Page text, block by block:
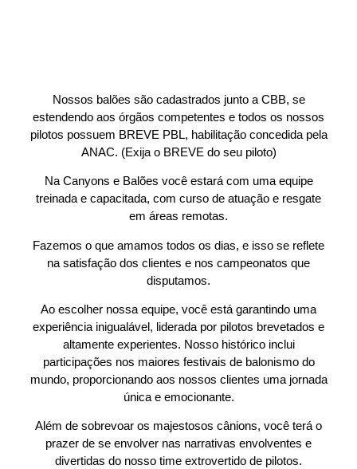
Nossos balões são cadastrados junto a CBB, se
estendendo aos órgãos competentes e todos os nossos
pilotos possuem BREVE PBL, habilitação concedida pela
ANAC. (Exija o BREVE do seu piloto)
Na Canyons e Balões você estará com uma equipe
treinada e capacitada, com curso de atuação e resgate
em áreas remotas.
Fazemos o que amamos todos os dias, e isso se reflete
na satisfação dos clientes e nos campeonatos que
disputamos.
Ao escolher nossa equipe, você está garantindo uma
experiência inigualável, liderada por pilotos brevetados e
altamente experientes. Nosso histórico inclui
participações nos maiores festivais de balonismo do
mundo, proporcionando aos nossos clientes uma jornada
única e emocionante.
Além de sobrevoar os majestosos cânions, você terá o
prazer de se envolver nas narrativas envolventes e
divertidas do nosso time extrovertido de pilotos.